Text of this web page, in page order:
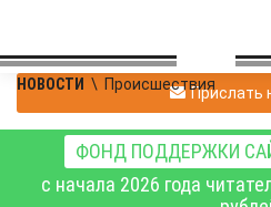
НОВОСТИ \ ПроисшествияПрислать
ФОНД ПОДДЕРЖКИ
с начала 2026 года